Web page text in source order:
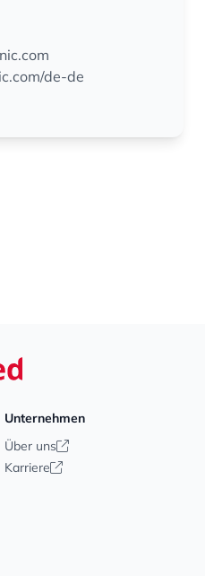
de-de
Unternehmen
Über uns
Karriere